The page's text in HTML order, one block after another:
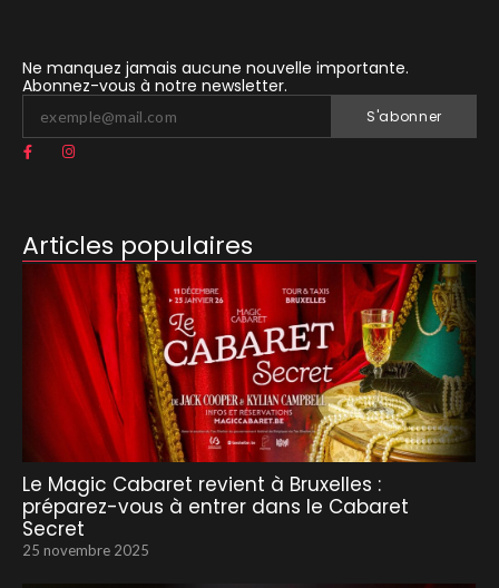
Ne manquez jamais aucune nouvelle importante.
Abonnez-vous à notre newsletter.
S'abonner
Articles populaires
Le Magic Cabaret revient à Bruxelles :
préparez-vous à entrer dans le Cabaret
Secret
25 novembre 2025